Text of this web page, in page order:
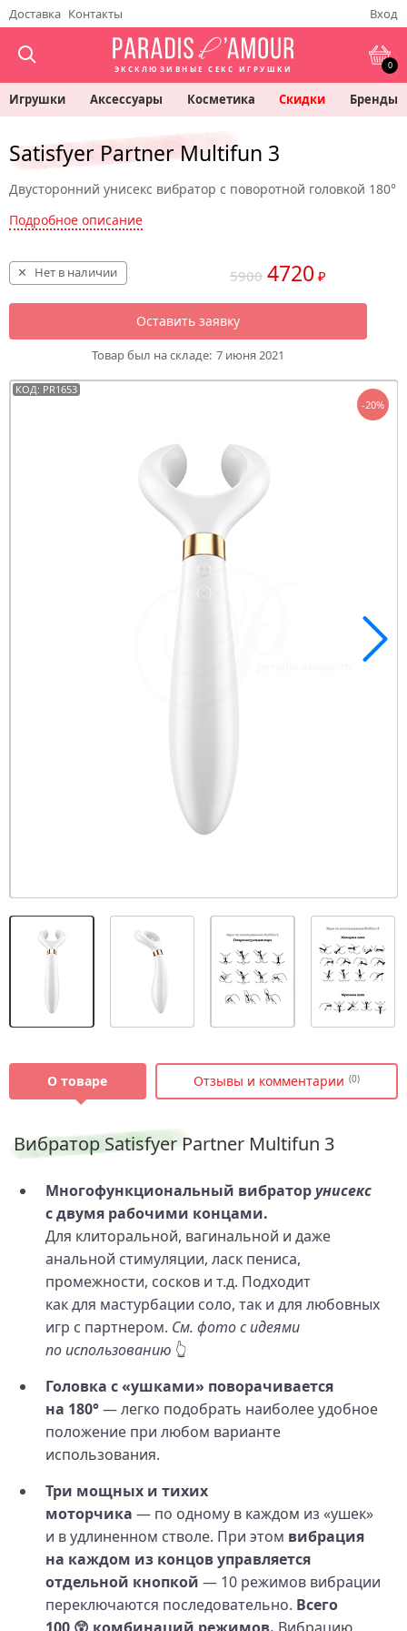
Доставка Контакты Вход
ЭКСКЛЮЗИВНЫЕ СЕКС ИГРУШКИ 0
Игрушки Аксессуары Косметика Скидки Бренды
Satisfyer Partner Multifun 3
Двусторонний унисекс вибратор с поворотной головкой 180°
Подробное описание
5900 4720 ₽
Нет в наличии
Оставить заявку
Товар был на складе: 7 июня 2021
КОД: PR1653
-20%
О товаре Отзывы и комментарии (0)
Вибратор Satisfyer Partner Multifun 3
Многофункциональный вибраторунисекс
с двумя рабочими концами.
Для клиторальной, вагинальной и даже
анальной стимуляции, ласк пениса,
промежности, сосков и т.д. Подходит
как для мастурбации соло, так и для любовных
игр с партнером. См. фото с идеями
по использованию 👆
Головка с «ушками» поворачивается
на 180°— легко подобрать наиболее удобное
положение при любом варианте
использования.
Три мощных и тихих
моторчика — по одному в каждом из «ушек»
и в удлиненном стволе. При этом вибрация
на каждом из концов управляется
отдельной кнопкой — 10 режимов вибрации
переключаются последовательно. Всего